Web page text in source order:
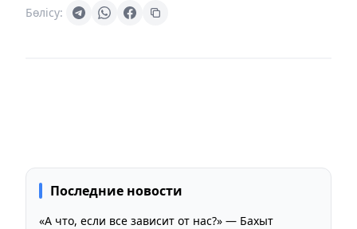
Бөлісу:
Последние новости
«А что, если все зависит от нас?» — Бахыт